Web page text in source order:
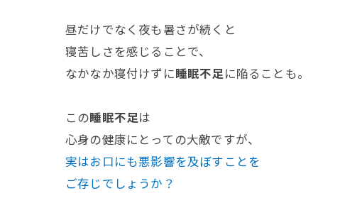
昼だけでなく夜も暑さが続くと
寝苦しさを感じることで、
なかなか寝付けずに 睡眠不足に陥ることも。
この睡眠不足は
心身の健康にとっての大敵ですが、
実はお口にも悪影響を及ぼすことを
ご存じでしょうか？